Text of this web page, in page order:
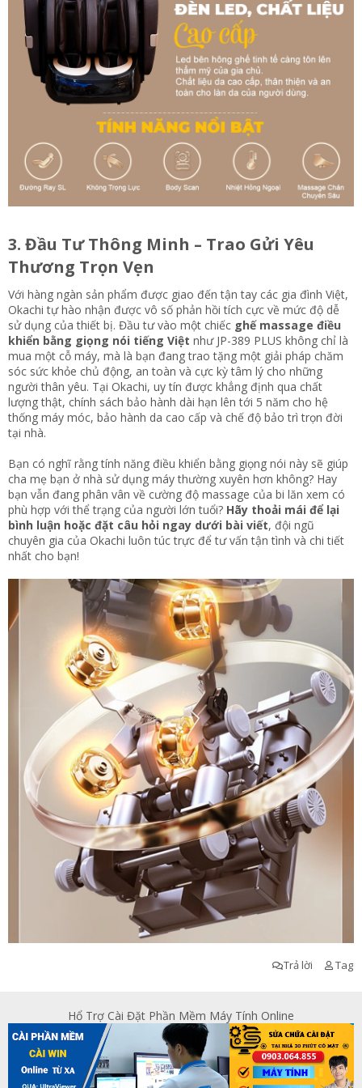
3. Đầu Tư Thông Minh – Trao Gửi Yêu
Thương Trọn Vẹn​
Với hàng ngàn sản phẩm được giao đến tận tay các gia đình Việt,
Okachi tự hào nhận được vô số phản hồi tích cực về mức độ dễ
sử dụng của thiết bị. Đầu tư vào một chiếc ghế massage điều
khiển bằng giọng nói tiếng Việt như JP-389 PLUS không chỉ là
mua một cỗ máy, mà là bạn đang trao tặng một giải pháp chăm
sóc sức khỏe chủ động, an toàn và cực kỳ tâm lý cho những
người thân yêu. Tại Okachi, uy tín được khẳng định qua chất
lượng thật, chính sách bảo hành dài hạn lên tới 5 năm cho hệ
thống máy móc, bảo hành da cao cấp và chế độ bảo trì trọn đời
tại nhà.
Bạn có nghĩ rằng tính năng điều khiển bằng giọng nói này sẽ giúp
cha mẹ bạn ở nhà sử dụng máy thường xuyên hơn không? Hay
bạn vẫn đang phân vân về cường độ massage của bi lăn xem có
phù hợp với thể trạng của người lớn tuổi? Hãy thoải mái để lại
bình luận hoặc đặt câu hỏi ngay dưới bài viết, đội ngũ
chuyên gia của Okachi luôn túc trực để tư vấn tận tình và chi tiết
nhất cho bạn!
Trả lời Tag
Hổ Trợ Cài Đặt Phần Mềm Máy Tính Online